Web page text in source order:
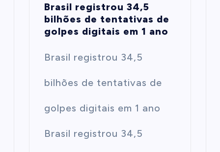
Brasil registrou 34,5
bilhões de tentativas de
golpes digitais em 1 ano
Brasil registrou 34,5
bilhões de tentativas de
golpes digitais em 1 ano
Brasil registrou 34,5